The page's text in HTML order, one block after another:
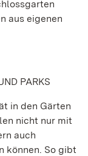
aus eigenen
PARKS
in den Gärten
nicht nur mit
auch
können. So gibt